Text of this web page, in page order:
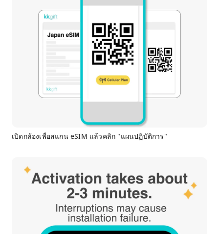
เปิดกล้องเพื่อสแกน eSIM แล้วคลิก "แผนปฏิบัติการ"